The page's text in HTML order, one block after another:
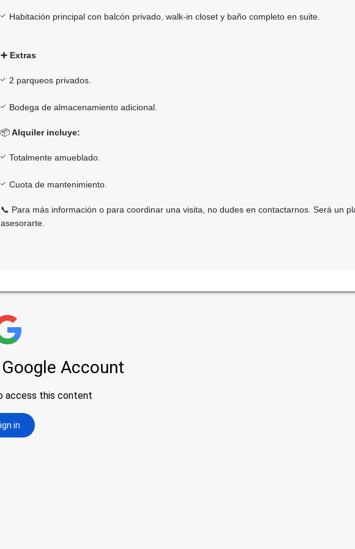
Habitación principal con balcón privado, walk-in closet y baño completo en suite.
➕ Extras
2 parqueos privados.
Bodega de almacenamiento adicional.
📦Alquiler incluye:
Totalmente amueblado.
Cuota de mantenimiento.
📞 Para más información o para coordinar una visita, no dudes en contactarnos. Será un
asesorarte.